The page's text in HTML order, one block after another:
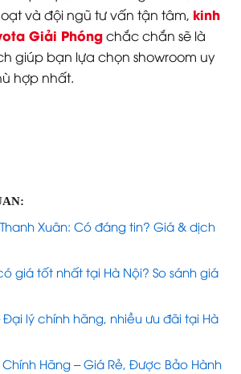
và đội ngũ tư vấn tận tâm, kinh
Giải Phóngchắc chắn sẽ là
giúp bạn lựa chọn showroom uy
hợp nhất.
Xuân: Có đáng tin? Giá & dịch
giá tốt nhất tại Hà Nội? So sánh giá
Đại lý chính hãng, nhiều ưu đãi tại Hà
Hãng – Giá Rẻ, Được Bảo Hành